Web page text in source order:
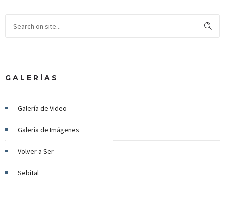
GALERÍAS
Galería de Video
Galería de Imágenes
Volver a Ser
Sebital